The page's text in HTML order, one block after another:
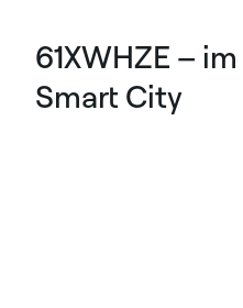
61XWHZE –
Smart City